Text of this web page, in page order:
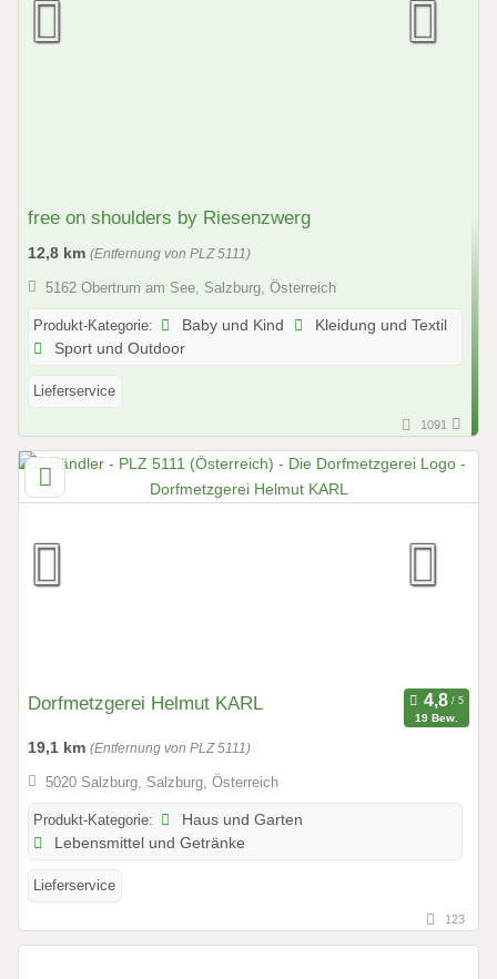
free on shoulders by Riesenzwerg
12,8 km (Entfernung von PLZ 5111)
5162 Obertrum am See, Salzburg, Österreich
Produkt-Kategorie: Baby und Kind
Kleidung und Textil
Sport und Outdoor
Lieferservice
1091
Dorfmetzgerei Helmut KARL
19 Bew.
19,1 km (Entfernung von PLZ 5111)
5020 Salzburg, Salzburg, Österreich
Produkt-Kategorie:
Haus und Garten
Lebensmittel und Getränke
Lieferservice
123